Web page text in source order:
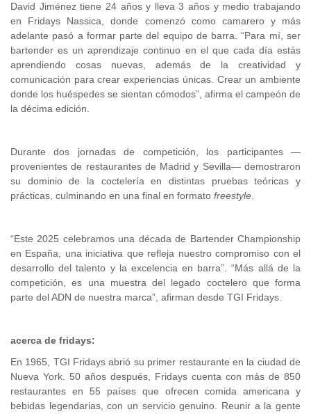
David Jiménez tiene 24 años y lleva 3 años y medio trabajando
en Fridays Nassica, donde comenzó como camarero y más
adelante pasó a formar parte del equipo de barra. “Para mí, ser
bartender es un aprendizaje continuo en el que cada día estás
aprendiendo cosas nuevas, además de la creatividad y
comunicación para crear experiencias únicas. Crear un ambiente
donde los huéspedes se sientan cómodos”, afirma el campeón de
la décima edición.
Durante dos jornadas de competición, los participantes —
provenientes de restaurantes de Madrid y Sevilla— demostraron
su dominio de la coctelería en distintas pruebas teóricas y
prácticas, culminando en una final en formato freestyle
“Este 2025 celebramos una década de Bartender Championship
en España, una iniciativa que refleja nuestro compromiso con el
desarrollo del talento y la excelencia en barra”. “Más allá de la
competición, es una muestra del legado coctelero que forma
parte del ADN de nuestra marca”, afirman desde TGI Fridays.
acerca de fridays:
En 1965, TGI Fridays abrió su primer restaurante en la ciudad de
Nueva York. 50 años después, Fridays cuenta con más de 850
restaurantes en 55 países que ofrecen comida americana y
bebidas legendarias, con un servicio genuino. Reunir a la gente